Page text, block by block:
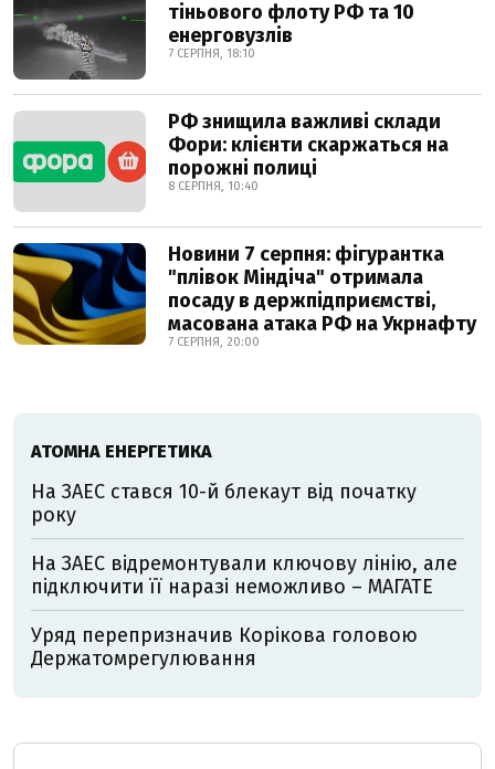
тіньового флоту РФ та 10
енерговузлів
7 СЕРПНЯ, 18:10
РФ знищила важливі склади
Фори: клієнти скаржаться на
порожні полиці
8 СЕРПНЯ, 10:40
Новини 7 серпня: фігурантка
"плівок Міндіча" отримала
посаду в держпідприємстві,
масована атака РФ на Укрнафту
7 СЕРПНЯ, 20:00
АТОМНА ЕНЕРГЕТИКА
На ЗАЕС стався 10-й блекаут від початку
року
На ЗАЕС відремонтували ключову лінію, але
підключити її наразі неможливо – МАГАТЕ
Уряд перепризначив Корікова головою
Держатомрегулювання